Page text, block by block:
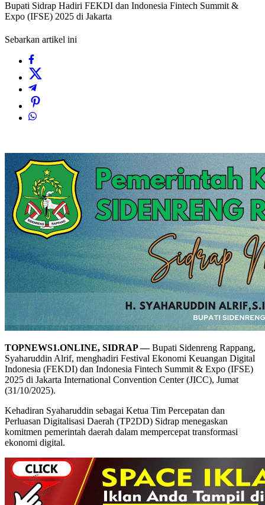
Bupati Sidrap Hadiri FEKDI dan Indonesia Fintech Summit &
Expo (IFSE) 2025 di Jakarta
Sebarkan artikel ini
TOPNEWS1.ONLINE, SIDRAP —Bupati Sidenreng Rappang,
Syaharuddin Alrif, menghadiri Festival Ekonomi Keuangan Digital
Indonesia (FEKDI) dan Indonesia Fintech Summit & Expo (IFSE)
2025 di Jakarta International Convention Center (JICC), Jumat
(31/10/2025).
Kehadiran Syaharuddin sebagai Ketua Tim Percepatan dan
Perluasan Digitalisasi Daerah (TP2DD) Sidrap menegaskan
komitmen pemerintah daerah dalam mempercepat transformasi
ekonomi digital.